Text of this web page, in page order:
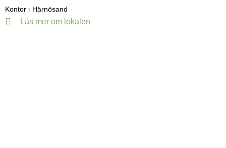
Kontor i Härnösand
Läs mer om lokalen